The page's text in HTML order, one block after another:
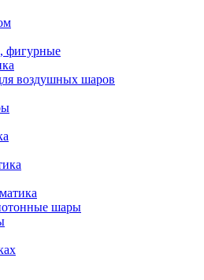
фигурные
воздушных шаров
шары